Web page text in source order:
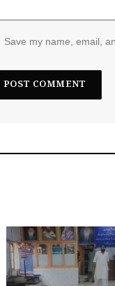
Save my name, email,